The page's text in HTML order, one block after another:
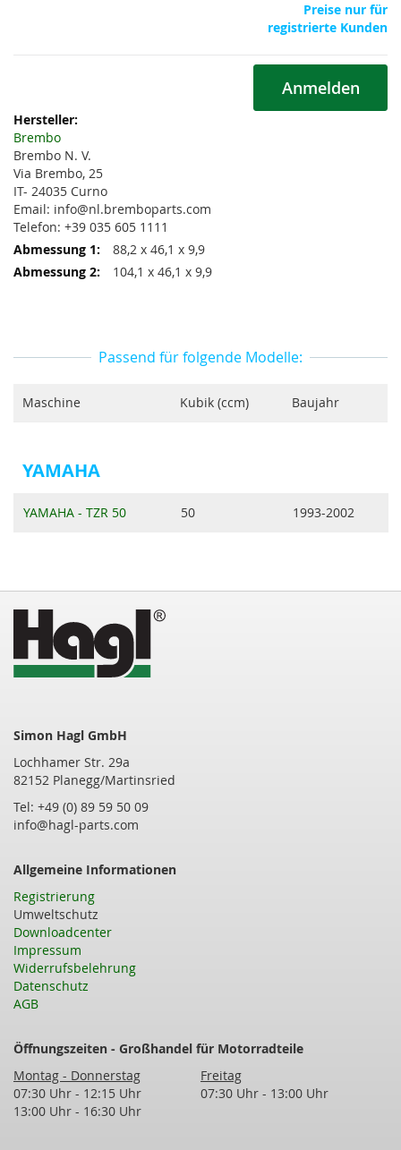
Preise nur für
registrierte Kunden
Anmelden
Weitere
Informationen
Brembo
Brembo N. V.
Via Brembo, 25
IT- 24035 Curno
Email: info@nl.bremboparts.com
Telefon: +39 035 605 1111
88,2 x 46,1 x 9,9
104,1 x 46,1 x 9,9
Passend für folgende Modelle:
Maschine Kubik (ccm) Baujahr
YAMAHA
YAMAHA - TZR 50 50 1993-2002
Simon Hagl GmbH
Lochhamer Str. 29a
82152 Planegg/Martinsried
Tel: +49 (0) 89 59 50 09
info@hagl-parts.com
Allgemeine Informationen
Registrierung
Umweltschutz
Downloadcenter
Impressum
Widerrufsbelehrung
Datenschutz
AGB
Öffnungszeiten - Großhandel für Motorradteile
Montag - Donnerstag
Freitag
07:30 Uhr - 12:15 Uhr
13:00 Uhr - 16:30 Uhr
07:30 Uhr - 13:00 Uhr